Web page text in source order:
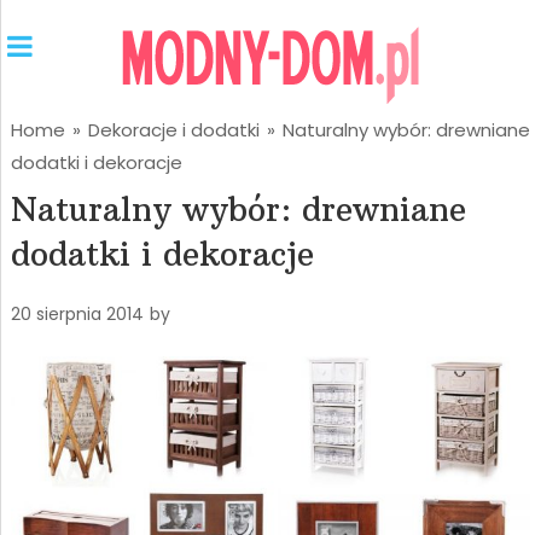
Home » Dekoracje i dodatki » Naturalny wybór: drewniane
dodatki i dekoracje
Naturalny wybór: drewniane
dodatki i dekoracje
20 sierpnia 2014 by